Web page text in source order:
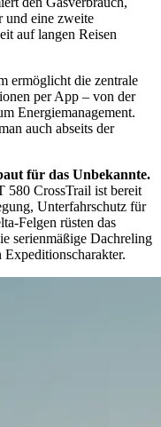
und eine zweite
auf langen Reisen
ermöglicht die zentrale
per App – von der
Energiemanagement.
auch abseits der
für das Unbekannte.
580 CrossTrail ist bereit
Unterfahrschutz für
Felgen rüsten das
serienmäßige Dachreling